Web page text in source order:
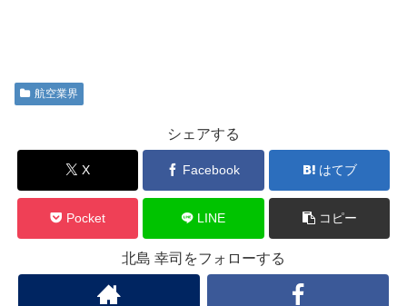
航空業界
シェアする
X Facebook はてブ
Pocket LINE コピー
北島 幸司をフォローする